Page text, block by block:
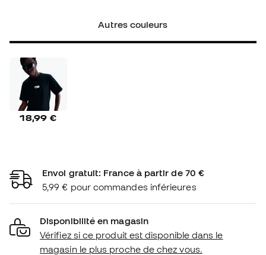
Autres couleurs
18,99 €
Envoi gratuit: France à partir de 70 €
5,99 € pour commandes inférieures
Disponibilité en magasin
Vérifiez si ce produit est disponible dans le
magasin le plus proche de chez vous.